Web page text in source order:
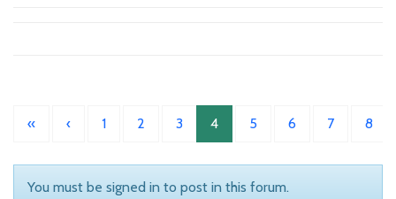
« ‹ 1 2 3 4 5 6 7 8
You must be signed in to post in this forum.